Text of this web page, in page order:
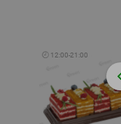
🕘 12:00-21:00